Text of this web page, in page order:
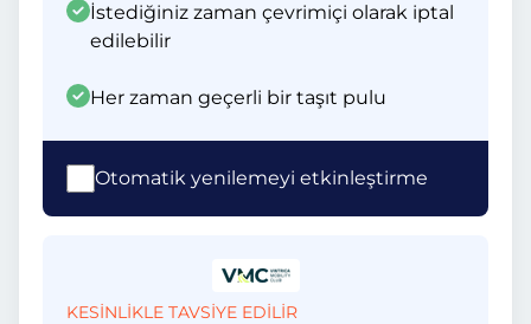
İstediğiniz zaman çevrimiçi olarak iptal
edilebilir
Her zaman geçerli bir taşıt pulu
Otomatik yenilemeyi etkinleştirme
KESİNLİKLE TAVSİYE EDİLİR